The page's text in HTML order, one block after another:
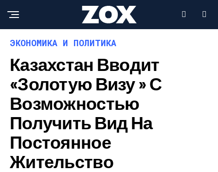
ЭКОНОМИКА И ПОЛИТИКА
Казахстан Вводит
«золотую Визу » С
Возможностью
Получить Вид На
Постоянное
Жительство